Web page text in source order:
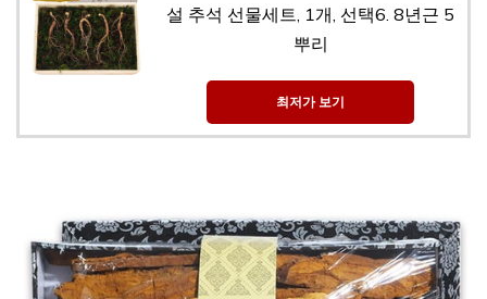
설 추석 선물세트, 1개, 선택6. 8년근 5
뿌리
최저가 보기